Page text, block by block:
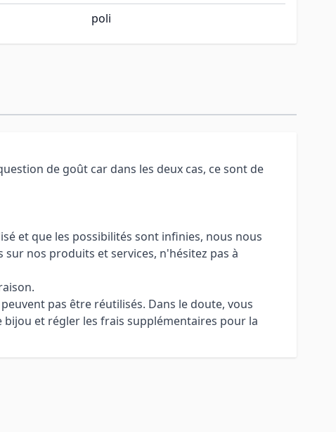
poli
de goût car dans les deux cas, ce sont de
et que les possibilités sont infinies, nous nous
nos produits et services, n'hésitez pas à
pas être réutilisés. Dans le doute, vous
et régler les frais supplémentaires pour la